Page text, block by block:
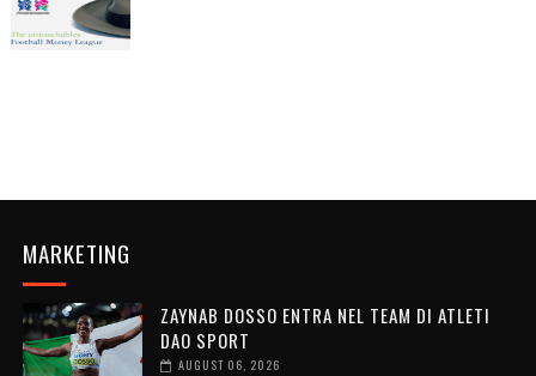
MARKETING
ZAYNAB DOSSO ENTRA NEL TEAM DI ATLETI
DAO SPORT
AUGUST 06, 2026